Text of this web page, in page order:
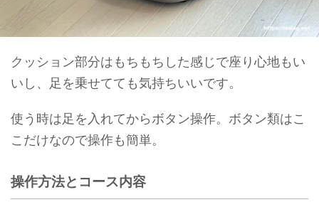
クッション部分はもちもちした感じで座り心地もい
いし、足を乗せてても気持ちいいです。
使う時は足を入れてからボタン操作。ボタン類はこ
こだけなので操作も簡単。
操作方法とコース内容